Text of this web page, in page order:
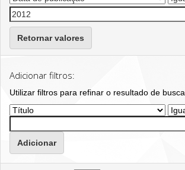
Retornar valores
Adicionar filtros:
Utilizar filtros para refinar o resultado de busca.